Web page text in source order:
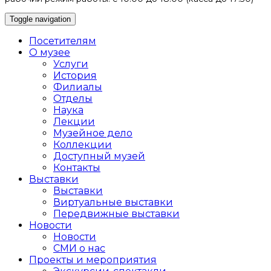
Toggle navigation
Посетителям
О музее
Услуги
История
Филиалы
Отделы
Наука
Лекции
Музейное дело
Коллекции
Доступный музей
Контакты
Выставки
Выставки
Виртуальные выставки
Передвижные выставки
Новости
Новости
СМИ о нас
Проекты и мероприятия